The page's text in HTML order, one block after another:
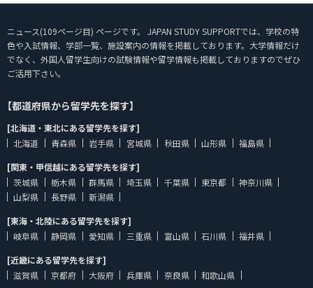
ニュース(109ページ目) ページです。 JAPAN STUDY SUPPORTでは、学校の特
色や入試情報、学部一覧、施設案内の情報を掲載しております。大学情報だけ
でなく、外国人留学生向けの試験情報や留学情報も掲載しておりますのでぜひ
ご活用下さい。
【都道府県から留学先を探す】
[北海道・東北にある留学先を探す]
北海道
青森県 岩手県 宮城県 秋田県 山形県
福島県
[関東・甲信越にある留学先を探す]
茨城県
栃木県 群馬県 埼玉県 千葉県 東京都
神奈川県
山梨県
長野県
新潟県
[東海・北陸にある留学先を探す]
岐阜県
静岡県 愛知県 三重県 富山県 石川県
福井県
[近畿にある留学先を探す]
滋賀県
京都府 大阪府 兵庫県 奈良県
和歌山県